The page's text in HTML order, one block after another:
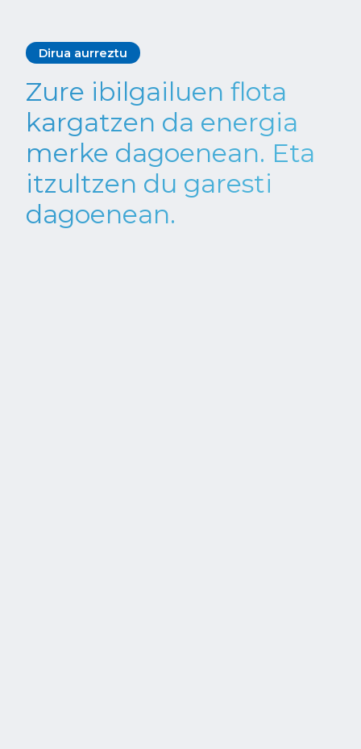
Dirua aurreztu
Zure ibilgailuen flota
kargatzen da energia
merke dagoenean. Eta
itzultzen du garesti
dagoenean.